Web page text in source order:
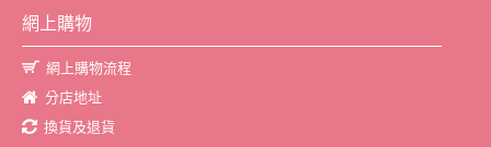
網上購物
網上購物流程
分店地址
換貨及退貨